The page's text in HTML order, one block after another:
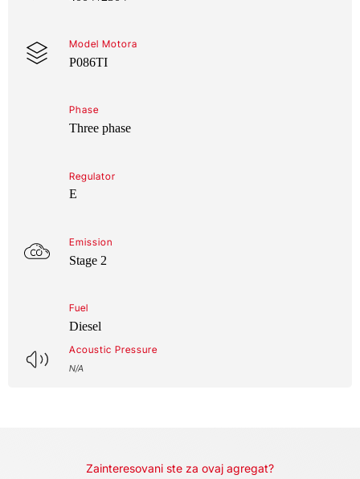
Model Motora
P086TI
Regulator
E
Emission
Stage 2
Fuel
Diesel
Phase
Three phase
Acoustic Pressure
N/A
Zainteresovani ste za ovaj agregat?